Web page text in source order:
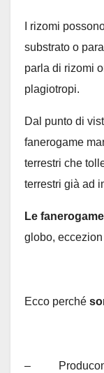
I rizomi
substrato o
parla di rizomi
plagiotropi.
Dal punto di
fanerogame
terrestri che
terrestri già ad
Le
globo, eccezion
Ecco perché
– Producono